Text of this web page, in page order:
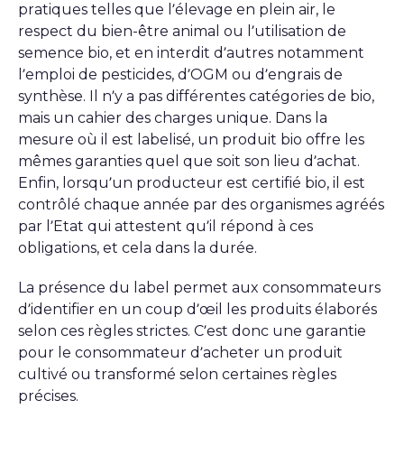
pratiques telles que l’élevage en plein air, le
respect du bien-être animal ou l’utilisation de
semence bio, et en interdit d’autres notamment
l’emploi de pesticides, d’OGM ou d’engrais de
synthèse. Il n’y a pas différentes catégories de bio,
mais un cahier des charges unique. Dans la
mesure où il est labelisé, un produit bio offre les
mêmes garanties quel que soit son lieu d’achat.
Enfin, lorsqu’un producteur est certifié bio, il est
contrôlé chaque année par des organismes agréés
par l’Etat qui attestent qu’il répond à ces
obligations, et cela dans la durée.
La présence du label permet aux consommateurs
d’identifier en un coup d’œil les produits élaborés
selon ces règles strictes. C’est donc une garantie
pour le consommateur d’acheter un produit
cultivé ou transformé selon certaines règles
précises.